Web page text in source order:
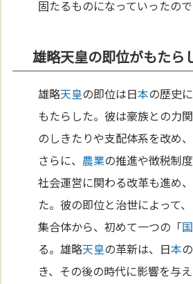
固たるものになっていったので
雄略天皇の即位がもたら
雄略天皇の即位は日本の歴史
もたらした。彼は豪族との力
のしきたりや支配体系を改め
さらに、 農業の推進や徴税制
社会運営に関わる改革も進め
た。彼の即位と治世によって
集合体から、初めて一つの「国
る。雄略天皇の革新は、日本
き、その後の時代に影響を与